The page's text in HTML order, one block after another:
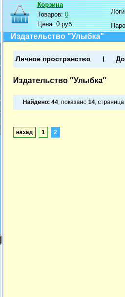
Корзина
Товаров:0
Цена:0 руб.
Издательство "Улыбка"
Личное пространство
Издательство "Улыбка"
Найдено: 44, показано 14, страница
назад 1 2